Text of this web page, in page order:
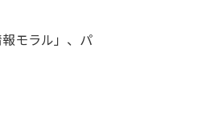
モラル」、パ